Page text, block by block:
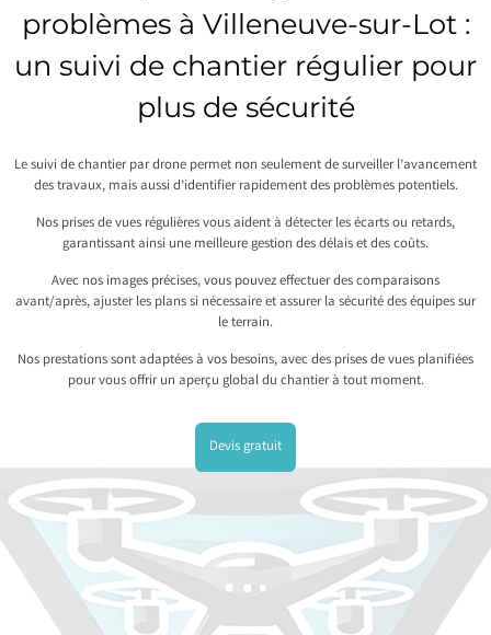
problèmes à Villeneuve-sur-Lot :
un suivi de chantier régulier pour
plus de sécurité
Le suivi de chantier par drone permet non seulement de surveiller l’avancement
des travaux, mais aussi d’identifier rapidement des problèmes potentiels.
Nos prises de vues régulières vous aident à détecter les écarts ou retards,
garantissant ainsi une meilleure gestion des délais et des coûts.
Avec nos images précises, vous pouvez effectuer des comparaisons
avant/après, ajuster les plans si nécessaire et assurer la sécurité des équipes sur
le terrain.
Nos prestations sont adaptées à vos besoins, avec des prises de vues planifiées
pour vous offrir un aperçu global du chantier à tout moment.
Devis gratuit